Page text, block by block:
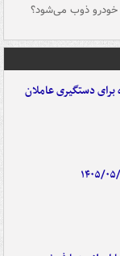
ذوب می‌شود؟
برای دستگیری عاملان